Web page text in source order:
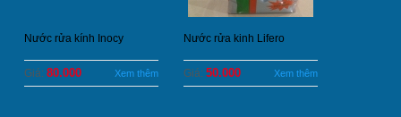
Nước rửa kính Inocy
Giá: 80.000 Xem thêm
Nước rửa kinh Lifero
Giá: 50.000 Xem thêm